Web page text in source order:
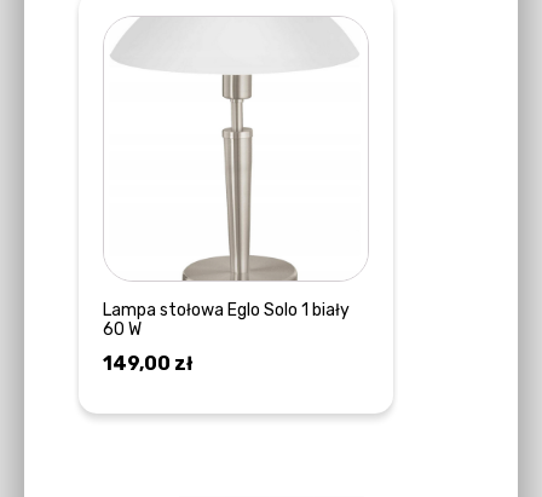
Lampa stołowa Eglo Solo 1 biały
60 W
149,00 zł